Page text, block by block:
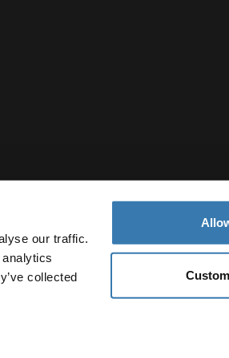
our traffic.
collected
cookie Настройки файлов cookie